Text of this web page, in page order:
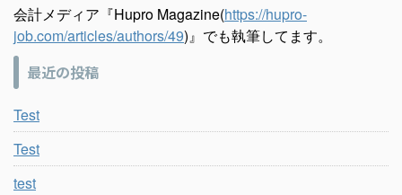
会計メディア『Hupro Magazine(https://hupro-
job.com/articles/authors/49)』でも執筆してます。
最近の投稿
Test
Test
test